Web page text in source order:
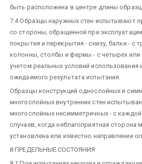
быть расположена в центре длины
7.4 Образцы наружных стен испытывают
со стороны, обращенной при
покрытия и перекрытия - снизу, балки - с
колонны, столбы и фермы - с четырех или
учетом реальных условий использования
ожидаемого результата испытания.
Образцы конструкций однослойных и
многослойных внутренних стен
многослойных несимметричных - с
случаев, когда неблагоприятная сторона
установлена или известно направление
8 ПРЕДЕЛЬНЫЕ СОСТОЯНИЯ